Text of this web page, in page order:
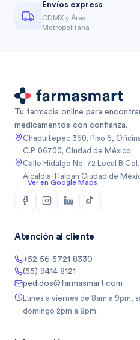
Envíos express
CDMX y Área
Metropolitana
Tu farmacia online para
medicamentos con confianza.
Chapultepec 360, Piso 6,
C.P. 06700, Ciudad de México.
Calle Hidalgo No. 72 Local B
Alcaldia Tlalpan Ciudad de
Ver en Google Maps
Atención al cliente
+52 56 5721 8330
(55) 9414 8121
pedidos@farmasmart.com
Lunes a viernes de 8am a 9pm,
domingo 2pm a 8pm.